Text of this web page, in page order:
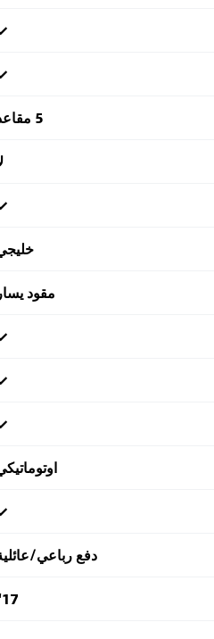
5 مقاعد
مقود
دفع رباعي/
17"